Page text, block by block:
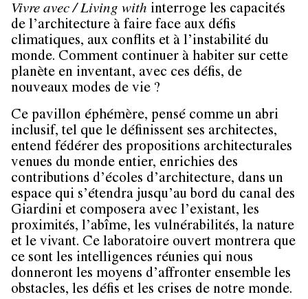
Vivre avec / Living with interroge les capacités
de l’architecture à faire face aux défis
climatiques, aux conflits et à l’instabilité du
monde. Comment continuer à habiter sur cette
planète en inventant, avec ces défis, de
nouveaux modes de vie ?
Ce pavillon éphémère, pensé comme un abri
inclusif, tel que le définissent ses architectes,
entend fédérer des propositions architecturales
venues du monde entier, enrichies des
contributions d’écoles d’architecture, dans un
espace qui s’étendra jusqu’au bord du canal des
Giardini et composera avec l’existant, les
proximités, l’abîme, les vulnérabilités, la nature
et le vivant. Ce laboratoire ouvert montrera que
ce sont les intelligences réunies qui nous
donneront les moyens d’affronter ensemble les
obstacles, les défis et les crises de notre monde.